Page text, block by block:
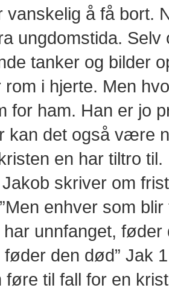
vanskelig å få bort.
ungdomstida.
tanker og bilder
rom i hjerte. Men
for ham. Han er jo
kan det også være
en har tiltro til.
skriver om
enhver som
unnfanget,
den død” Jak
føre til fall for en